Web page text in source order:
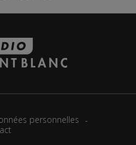
personnelles